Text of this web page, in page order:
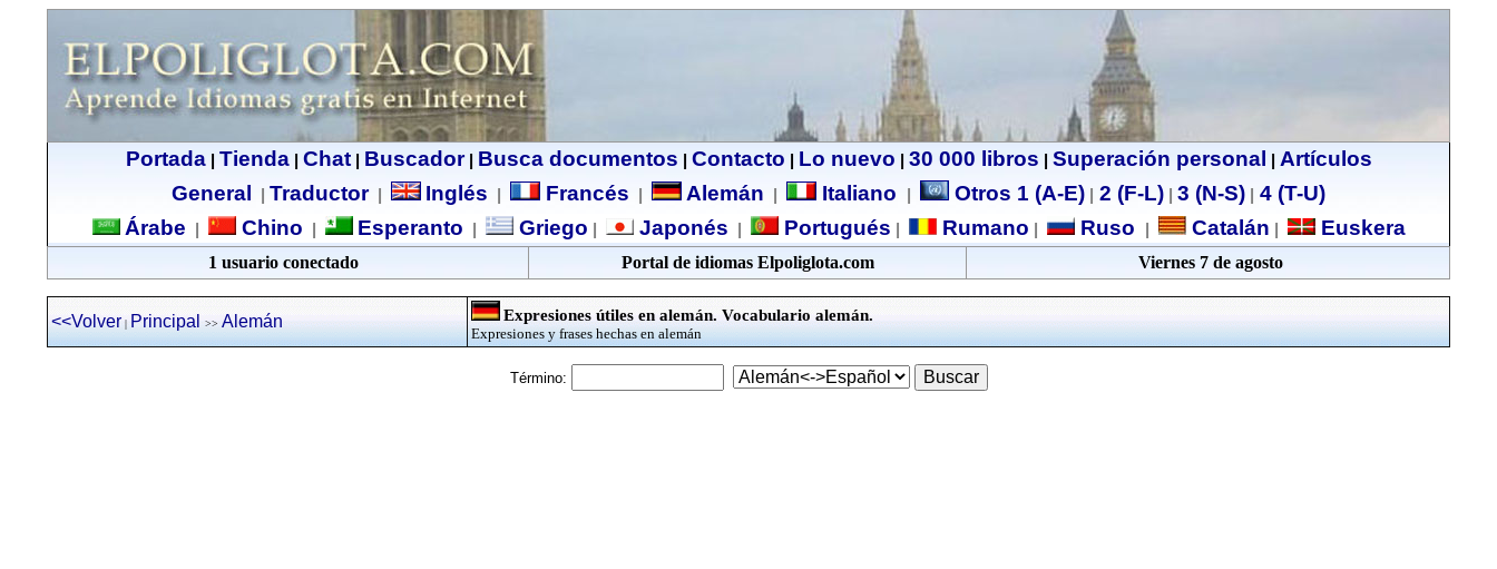
Portada| Tienda| Chat| Buscador| Busca documentos Contacto Lo nuevo 30 000 libros Superación personal
Artículos
General
Traductor| Inglés Francés Alemán Italiano Otros 1 (A-E) 2 (F-L) 3 (N-S)
4 (T-U)
Árabe
Chino Esperanto Griego Japonés Portugués Rumano Ruso Catalán Euskera
1 usuario conectado Portal de idiomas Elpoliglota.com Viernes 7 de agosto
<<Volver | Principal >> Alemán Expresiones útiles en alemán. Vocabulario alemán.
Expresiones y frases hechas en alemán
Término: